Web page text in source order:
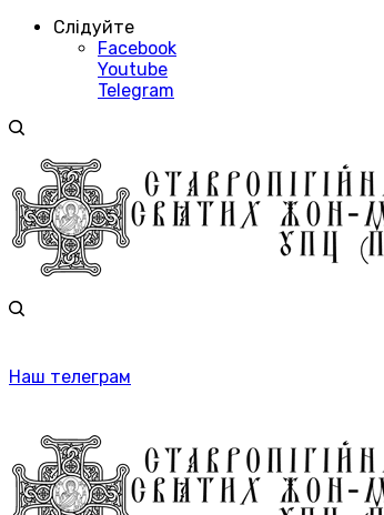
Слідуйте
Facebook
Youtube
Telegram
Наш телеграм